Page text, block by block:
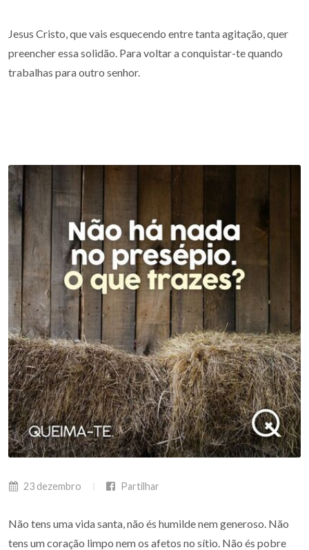
Jesus Cristo, que vais esquecendo entre tanta agitação, quer
preencher essa solidão. Para voltar a conquistar-te quando
trabalhas para outro senhor.
23 dezembro Partilhar
Não tens uma vida santa, não és humilde nem generoso. Não
tens um coração limpo nem os afetos no sítio. Não és pobre